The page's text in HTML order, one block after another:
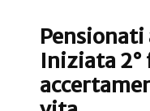
Pensionati
Iniziata 2°